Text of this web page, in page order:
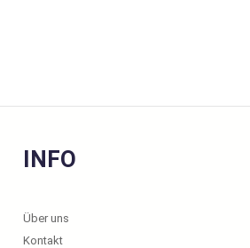
INFO
Über uns
Kontakt